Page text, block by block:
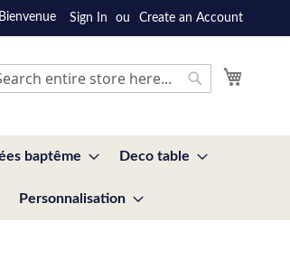
Bienvenue Sign In Create an Account
baptême Deco table
Personnalisation